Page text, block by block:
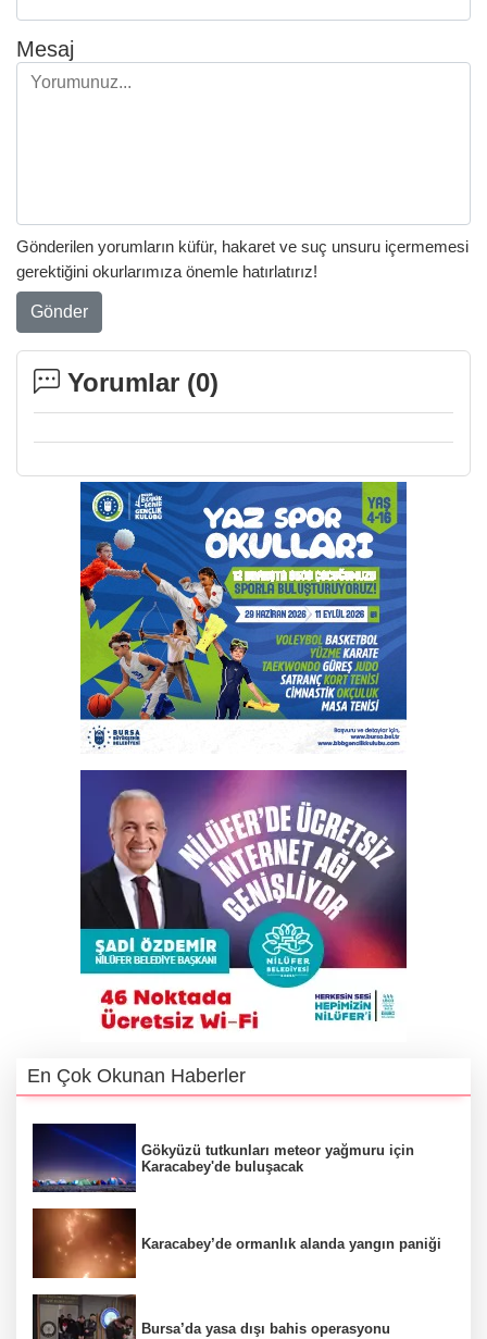
Mesaj
Gönderilen yorumların küfür, hakaret ve suç unsuru içermemesi
gerektiğini okurlarımıza önemle hatırlatırız!
Gönder
Yorumlar (0)
En Çok Okunan Haberler
Gökyüzü tutkunları meteor yağmuru için
Karacabey'de buluşacak
Karacabey’de ormanlık alanda yangın paniği
Bursa’da yasa dışı bahis operasyonu